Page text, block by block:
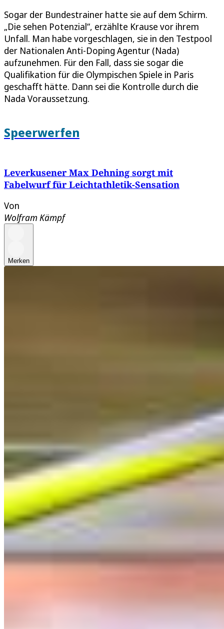
Sogar der Bundestrainer hatte sie auf dem Schirm.
„Die sehen Potenzial“, erzählte Krause vor ihrem
Unfall. Man habe vorgeschlagen, sie in den Testpool
der Nationalen Anti-Doping Agentur (Nada)
aufzunehmen. Für den Fall, dass sie sogar die
Qualifikation für die Olympischen Spiele in Paris
geschafft hätte. Dann sei die Kontrolle durch die
Nada Voraussetzung.
Speerwerfen
Leverkusener Max Dehning sorgt mit
Fabelwurf für Leichtathletik-Sensation
Von
Wolfram Kämpf
Merken